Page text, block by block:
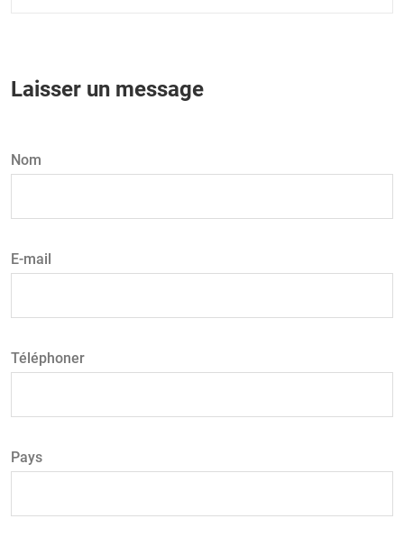
Laisser un message
Nom
E-mail
Téléphoner
Pays